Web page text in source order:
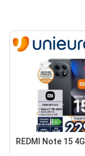
REDMI Note 15 4G